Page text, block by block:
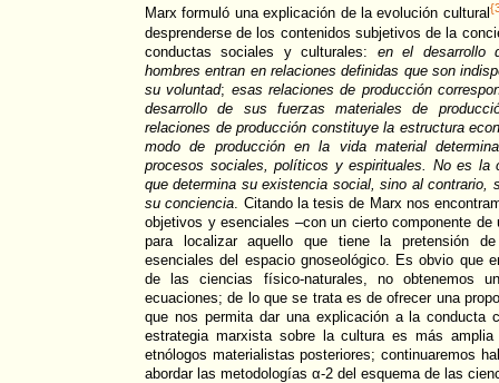
Marx formuló una explicación de la evolución cultural
desprenderse de los contenidos subjetivos de la
conductas sociales y culturales: en el desarrollo
hombres entran en relaciones definidas que son
su voluntad; esas relaciones de producción
desarrollo de sus fuerzas materiales de
relaciones de producción constituye la estructura
modo de producción en la vida material
procesos sociales, políticos y espirituales. No es la
que determina su existencia social, sino al contrario,
su conciencia . Citando la tesis de Marx nos
objetivos y esenciales –con un cierto componente de
para localizar aquello que tiene la pretensión
esenciales del espacio gnoseológico. Es obvio que
de las ciencias físico-naturales, no obtenemos
ecuaciones; de lo que se trata es de ofrecer una
que nos permita dar una explicación a la conducta
estrategia marxista sobre la cultura es más
etnólogos materialistas posteriores; continuaremos
abordar las metodologías α-2 del esquema de las